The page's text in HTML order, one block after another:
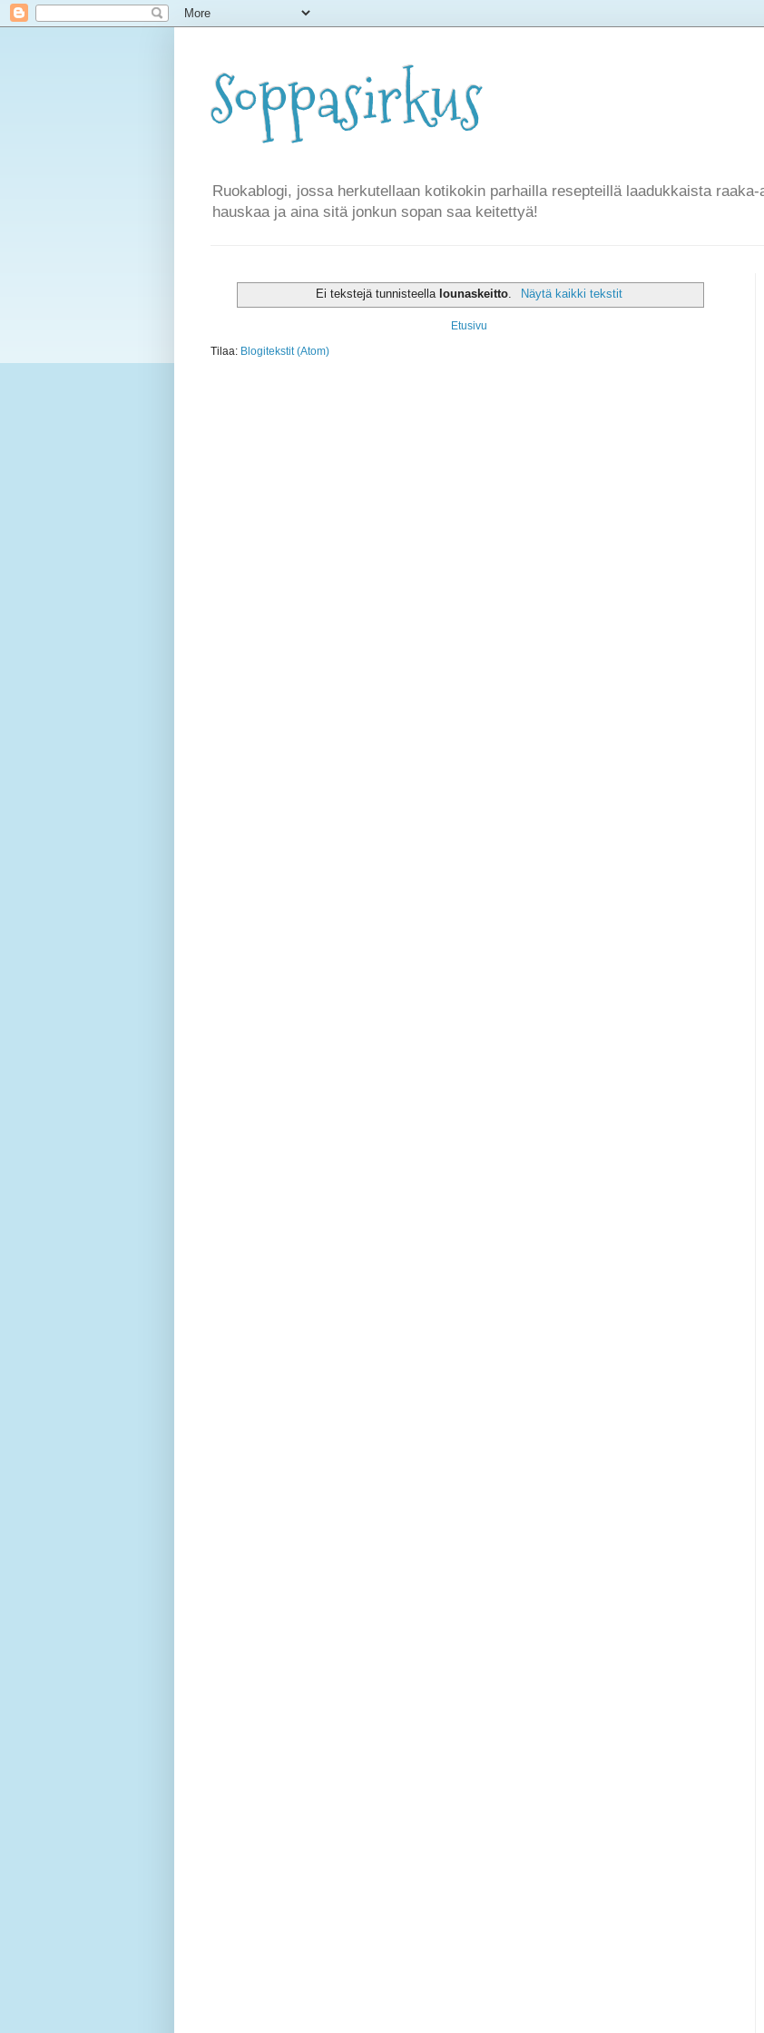
Soppasirkus
Ruokablogi, jossa herkutellaan kotikokin parhailla resepteillä laadukkaista
hauskaa ja aina sitä jonkun sopan saa keitettyä!
Ei tekstejä tunnisteella lounaskeitto. Näytä kaikki tekstit
Etusivu
Tilaa: Blogitekstit (Atom)